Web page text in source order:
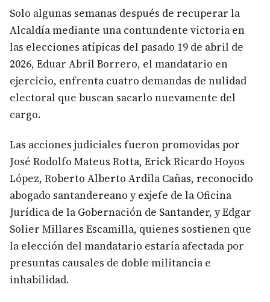
Solo algunas semanas después de recuperar la
Alcaldía mediante una contundente victoria en
las elecciones atípicas del pasado 19 de abril de
2026, Eduar Abril Borrero, el mandatario en
ejercicio, enfrenta cuatro demandas de nulidad
electoral que buscan sacarlo nuevamente del
cargo.
Las acciones judiciales fueron promovidas por
José Rodolfo Mateus Rotta, Erick Ricardo Hoyos
López, Roberto Alberto Ardila Cañas, reconocido
abogado santandereano y exjefe de la Oficina
Jurídica de la Gobernación de Santander, y Edgar
Solier Millares Escamilla, quienes sostienen que
la elección del mandatario estaría afectada por
presuntas causales de doble militancia e
inhabilidad.